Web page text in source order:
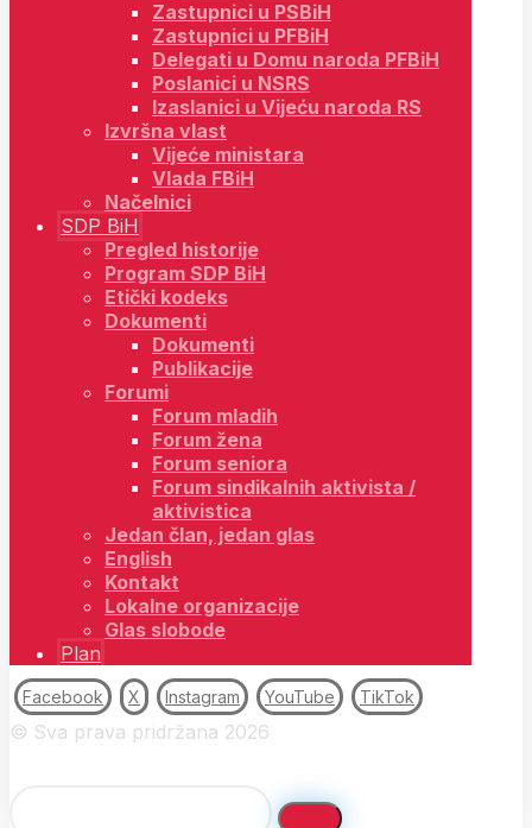
Zastupnici u PSBiH
Zastupnici u PFBiH
Delegati u Domu naroda PFBiH
Poslanici u NSRS
Izaslanici u Vijeću naroda RS
Izvršna vlast
Vijeće ministara
Vlada FBiH
Načelnici
SDP BiH
Pregled historije
Program SDP BiH
Etički kodeks
Dokumenti
Dokumenti
Publikacije
Forumi
Forum mladih
Forum žena
Forum seniora
Forum sindikalnih aktivista /
aktivistica
Jedan član, jedan glas
English
Kontakt
Lokalne organizacije
Glas slobode
Plan
Facebook X Instagram YouTube TikTok
© Sva prava pridržana 2026